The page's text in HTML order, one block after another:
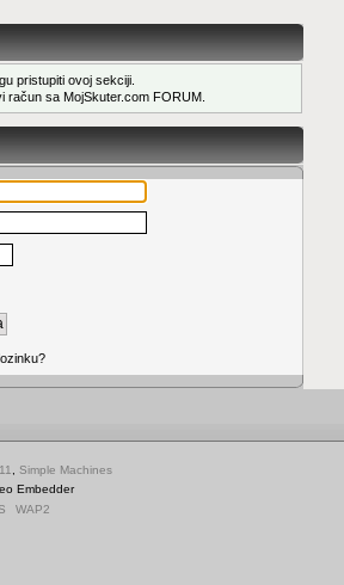
pristupiti ovoj sekciji.
računsa MojSkuter.com FORUM.
Simple Machines
Embedder
WAP2